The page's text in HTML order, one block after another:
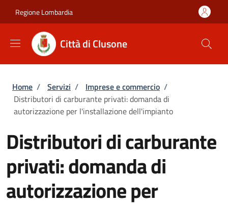
Regione Lombardia
Città di Clusone
Briciole di pane
Home / Servizi / Imprese e commercio /
Distributori di carburante privati: domanda di
autorizzazione per l'installazione dell'impianto
Distributori di carburante
privati: domanda di
autorizzazione per